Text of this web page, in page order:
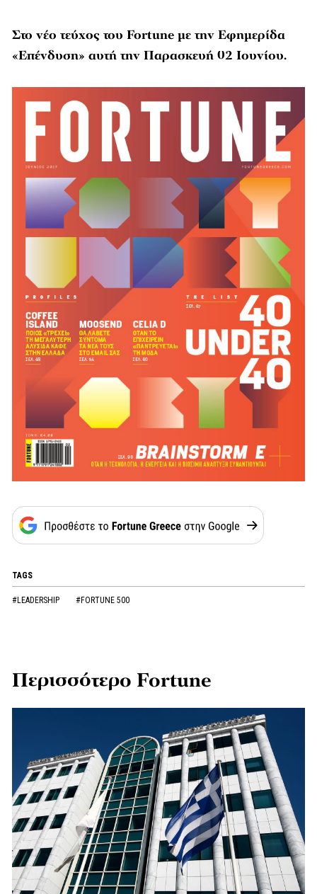
Στο νέο τεύχος του Fortune με την Εφημερίδα
«Επένδυση» αυτή την Παρασκευή 02 Ιουνίου.
TAGS
#LEADERSHIP #FORTUNE 500
Περισσότερο Fortune